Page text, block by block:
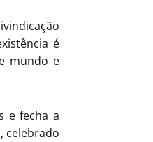
é
mundo e
e fecha a
celebrado